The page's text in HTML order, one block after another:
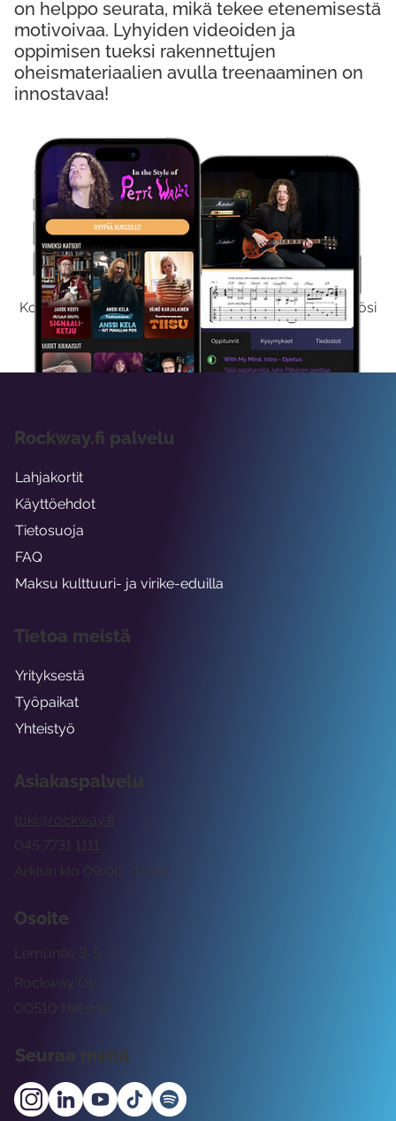
Kokeile Ilmaiseksi
Kokeilemalla ilmaiseksi saat koko sisältömme käyttöösi
viikon ajaksi.
on helppo seurata, mikä tekee etenemisestä
motivoivaa. Lyhyiden videoiden ja
oppimisen tueksi rakennettujen
oheismateriaalien avulla treenaaminen on
innostavaa!
Asiakaspalvelu
tuki@rockway.fi
Arkisin klo 09:00 -15:00
045 7731 1111
Osoite
Rockway Oy
Lemuntie 3-5
00510 Helsinki
Seuraa meitä
Rockway.fi palvelu
Lahjakortit
Käyttöehdot
Tietosuoja
FAQ
Maksu kulttuuri- ja virike-eduilla
Tietoa meistä
Yrityksestä
Työpaikat
Yhteistyö